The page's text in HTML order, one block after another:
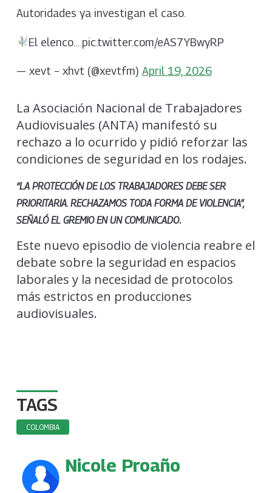
Autoridades ya investigan el caso.
El elenco… pic.twitter.com/eAS7YBwyRP
— xevt – xhvt (@xevtfm) April 19, 2026
La Asociación Nacional de Trabajadores
Audiovisuales (ANTA) manifestó su
rechazo a lo ocurrido y pidió reforzar las
condiciones de seguridad en los rodajes.
“LA PROTECCIÓN DE LOS TRABAJADORES DEBE SER
PRIORITARIA. RECHAZAMOS TODA FORMA DE VIOLENCIA”,
SEÑALÓ EL GREMIO EN UN COMUNICADO.
Este nuevo episodio de violencia reabre el
debate sobre la seguridad en espacios
laborales y la necesidad de protocolos
más estrictos en producciones
audiovisuales.
TAGS
COLOMBIA
Nicole Proaño